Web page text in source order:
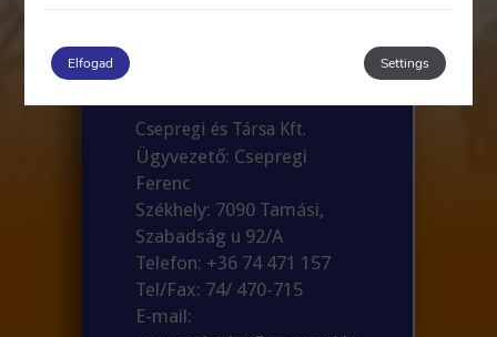
Csepregi és Társa Kft.
Ügyvezető: Csepregi
Ferenc
Székhely: 7090 Tamási,
Szabadság u 92/A
Telefon: +36 74 471 157
Tel/Fax: 74/ 470-715
E-mail:
Elfogad Settings